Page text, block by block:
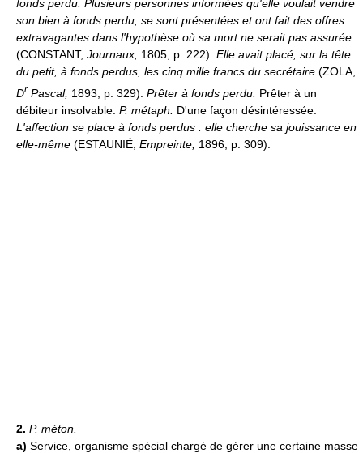
fonds perdu. Plusieurs personnes informées qu'elle voulait vendre
son bien à fonds perdu, se sont présentées et ont fait des offres
extravagantes dans l'hypothèse où sa mort ne serait pas assurée
(CONSTANT, Journaux, 1805, p. 222). Elle avait placé, sur la tête
du petit, à fonds perdus, les cinq mille francs du secrétaire (ZOLA,
Dr Pascal, 1893, p. 329). Prêter à fonds perdu. Prêter à un
débiteur insolvable. P. métaph. D'une façon désintéressée.
L'affection se place à fonds perdus : elle cherche sa jouissance en
elle-même (ESTAUNIÉ, Empreinte, 1896, p. 309).
2. P. méton.
a) Service, organisme spécial chargé de gérer une certaine masse